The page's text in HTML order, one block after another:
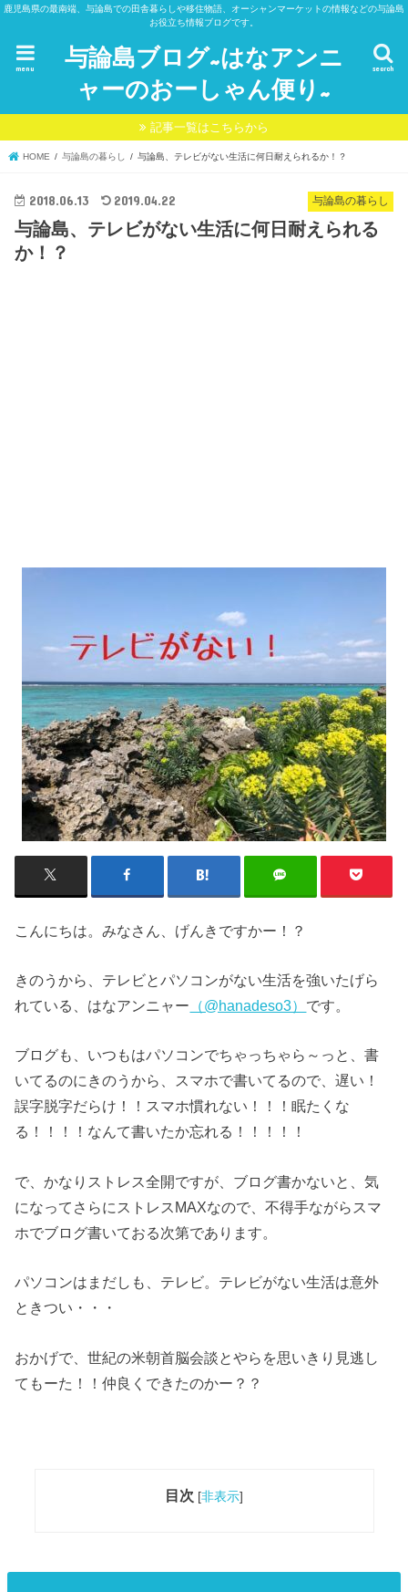
鹿児島県の最南端、与論島での田舎暮らしや移住物語、オーシャンマーケットの情報などの与論島
お役立ち情報ブログです。
与論島ブログ~はなアンニ
ャーのおーしゃん便り~
search
menu
記事一覧はこちらから
HOME 与論島の暮らし 与論島、テレビがない生活に何日耐えられるか！？
与論島の暮らし
2018.06.13 2019.04.22
与論島、テレビがない生活に何日耐えられる
か！？
こんにちは。みなさん、げんきですかー！？
きのうから、テレビとパソコンがない生活を強いたげら
れている、はなアンニャー （@hanadeso3） です。
ブログも、いつもはパソコンでちゃっちゃら～っと、書
いてるのにきのうから、スマホで書いてるので、遅い！
誤字脱字だらけ！！スマホ慣れない！！！眠たくな
る！！！！なんて書いたか忘れる！！！！！
で、かなりストレス全開ですが、ブログ書かないと、気
になってさらにストレスMAXなので、不得手ながらスマ
ホでブログ書いておる次第であります。
パソコンはまだしも、テレビ。テレビがない生活は意外
ときつい・・・
おかげで、世紀の米朝首脳会談とやらを思いきり見逃し
てもーた！！仲良くできたのかー？？
目次 [非表示]